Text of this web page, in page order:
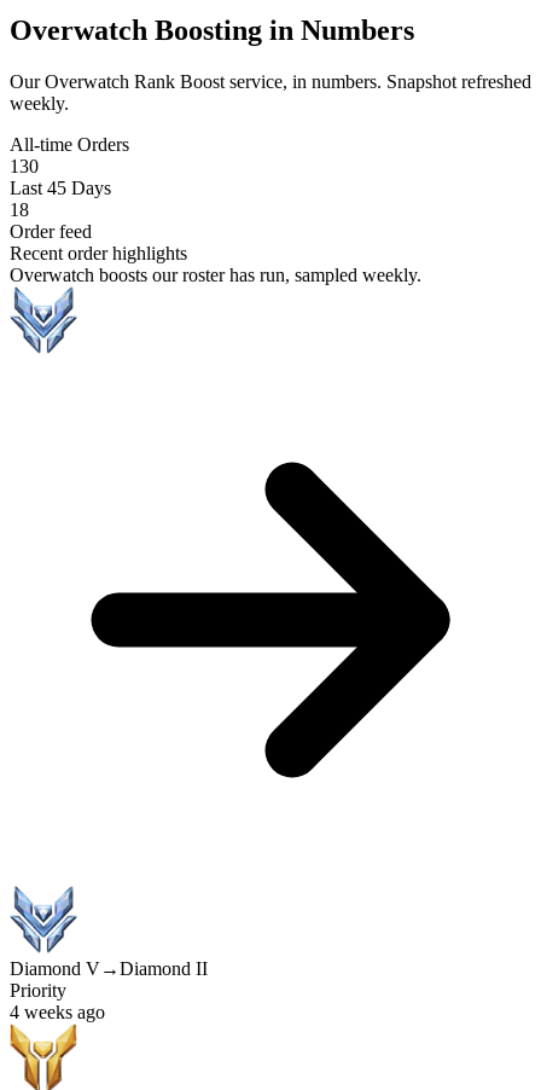
Overwatch Boosting in Numbers
Our Overwatch Rank Boost service, in numbers. Snapshot refreshed
weekly.
All-time Orders
130
Last 45 Days
18
Order feed
Recent order highlights
Overwatch boosts our roster has run, sampled weekly.
Diamond V→Diamond II
Priority
4 weeks ago